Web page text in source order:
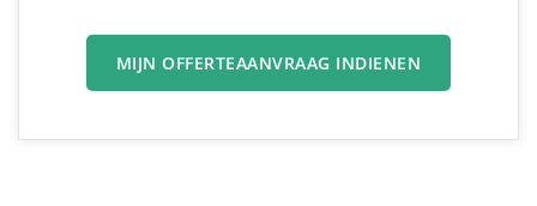
MIJN OFFERTEAANVRAAG INDIENEN